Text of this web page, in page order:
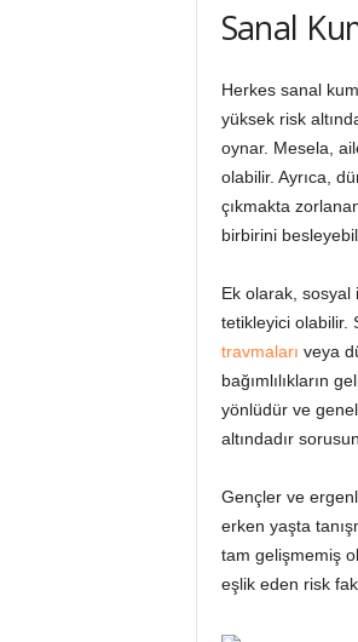
Sanal
Herkes sanal
yüksek risk
oynar. Mesela,
olabilir. Ayrıca,
çıkmakta
birbirini
Ek olarak, sosyal
tetikleyici olabilir.
travmaları veya
bağımlılıkların
yönlüdür ve
altındadır
Gençler ve
erken yaşta
tam gelişmemiş
eşlik eden risk